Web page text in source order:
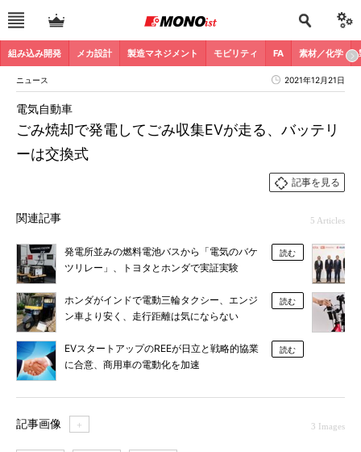
組み込み開発 メカ設計 製造マネジメント モビリティ FA 素材／化学
ニュース 2021年12月21日
ごみ焼却で発電してごみ収集EVが走る、バッテリ
ーは交換式
電気自動車
記事を見る
関連記事 5 Articles
発電所並みの燃料電池バスから「電気のバケ
ツリレー」、トヨタとホンダで実証実験
読む
ホンダがインドで電動三輪タクシー、エンジ
ン車より安く、走行距離は気にならない
読む
EVスタートアップのREEが日立と戦略的協業
に合意、商用車の電動化を加速
読む
記事画像 ＋ 3 Images